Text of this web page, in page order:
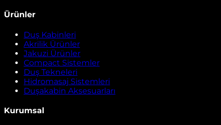
Ürünler
Duş Kabinleri
Akrilik Ürünler
Jakuzi Ürünler
Compact Sistemler
Duş Tekneleri
Hidromasaj Sistemleri
Duşakabin Aksesuarları
Kurumsal